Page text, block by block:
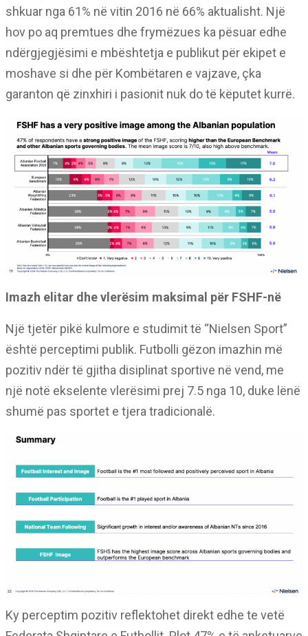
shkuar nga 61% në vitin 2016 në 66% aktualisht. Një
hov po aq premtues dhe frymëzues ka pësuar edhe
ndërgjegjësimi e mbështetja e publikut për ekipet e
moshave si dhe për Kombëtaren e vajzave, çka
garanton që zinxhiri i pasionit nuk do të këputet kurrë.
Imazh elitar dhe vlerësim maksimal për FSHF-në
Një tjetër pikë kulmore e studimit të “Nielsen Sport”
është perceptimi publik. Futbolli gëzon imazhin më
pozitiv ndër të gjitha disiplinat sportive në vend, me
një notë ekselente vlerësimi prej 7.5 nga 10, duke lënë
shumë pas sportet e tjera tradicionalë.
Ky perceptim pozitiv reflektohet direkt edhe te vetë